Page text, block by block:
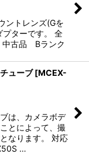
ントレンズ(Gを
プターです。 全
中古品 Bランク
ューブ [MCEX-
は、カメラボデ
とによって、撮
なります。 対応
…